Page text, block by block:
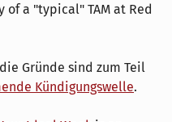
a "typical" TAM at Red
Gründe sind zum Teil
Kündigungswelle.